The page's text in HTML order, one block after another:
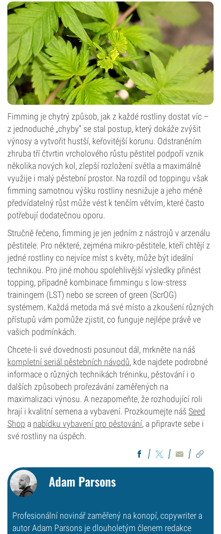
Fimming je chytrý způsob, jak z každé rostliny dostat víc –
z jednoduché „chyby“ se stal postup, který dokáže zvýšit
výnosy a vytvořit hustší, keřovitější korunu. Odstraněním
zhruba tří čtvrtin vrcholového růstu pěstitel podpoří vznik
několika nových kol, zlepší rozložení světla a maximálně
využije i malý pěstební prostor. Na rozdíl od toppingu však
fimming samotnou výšku rostliny nesnižuje a jeho méně
předvídatelný růst může vést k tenčím větvím, které často
potřebují dodatečnou oporu.
Stručně řečeno, fimming je jen jedním z nástrojů v arzenálu
pěstitele. Pro některé, zejména mikro-pěstitele, kteří chtějí z
jedné rostliny co nejvíce míst s květy, může být ideální
technikou. Pro jiné mohou spolehlivější výsledky přinést
topping, případně kombinace fimmingu s low-stress
trainingem (LST) nebo se screen of green (ScrOG)
systémem. Každá metoda má své místo a zkoušení různých
přístupů vám pomůže zjistit, co funguje nejlépe právě ve
vašich podmínkách.
Chcete-li své dovednosti posunout dál, mrkněte na náš
kompletní seriál pěstebních návodů, kde najdete podrobné
informace o různých technikách tréninku, pěstování i o
dalších způsobech prořezávání zaměřených na
maximalizaci výnosu. A nezapomeňte, že rozhodující roli
hrají i kvalitní semena a vybavení. Prozkoumejte náš Seed
Shop a nabídku vybavení pro pěstování, a připravte sebe i
své rostliny na úspěch.
Adam Parsons
Profesionální novinář zaměřený na konopí, copywriter a
autor Adam Parsons je dlouholetým členem redakce